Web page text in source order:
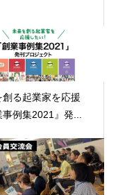
創る起業家を応援
事例集2021』発...